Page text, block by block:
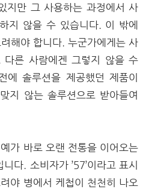
지만 그 사용하는 과정에서 사
지 않을 수 있습니다. 이 밖에
해야 합니다. 누군가에게는 사
다른 사람에겐 그렇지 않을 수
에 솔루션을 제공했던 제품이
지 않는 솔루션으로 받아들여
가 바로 오랜 전통을 이어오는
다. 소비자가 ’57’이라고 표시
야 병에서 케첩이 천천히 나오